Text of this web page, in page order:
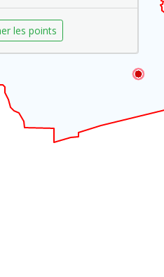
les points